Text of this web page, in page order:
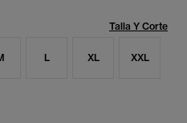
Talla Y Corte
L XL XXL